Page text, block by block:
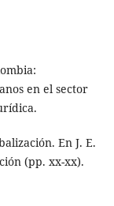
en el sector
En J. E.
(pp. xx-xx).